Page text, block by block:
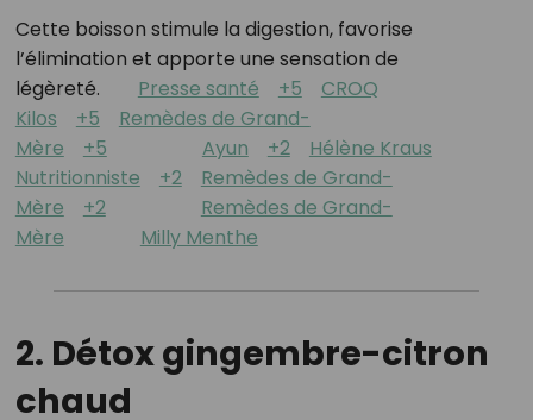
Cette boisson stimule la digestion, favorise
l’élimination et apporte une sensation de
légèreté.
Presse santé +5
CROQ
Kilos
+5
Remèdes de Grand-
Mère
+5 Ayun +2
Hélène Kraus
Nutritionniste
+2
Remèdes de Grand-
Mère
+2
Remèdes de Grand-
Mère
Milly Menthe
2. Détox gingembre-citron
chaud